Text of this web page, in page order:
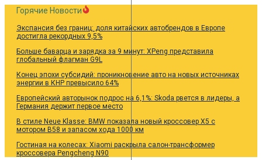
Перейти
содержанию
Горячие Новости
Экспансия без границ: доля китайских автобрендов в Европе
достигла рекордных 9,5%
Больше баварца и зарядка за 9 минут: XPeng представила
глобальный флагман G9L
Конец эпохи субсидий: проникновение авто на новых источниках
энергии в КНР превысило 64%
Европейский авторынок подрос на 6,1%: Skoda рвется в лидеры, а
Германия держит первое место
В стиле Neue Klasse: BMW показала новый кроссовер X5 с
мотором B58 и запасом хода 1000 км
Гостиная на колесах: Xiaomi раскрыла салон-трансформер
кроссовера Pengcheng N90